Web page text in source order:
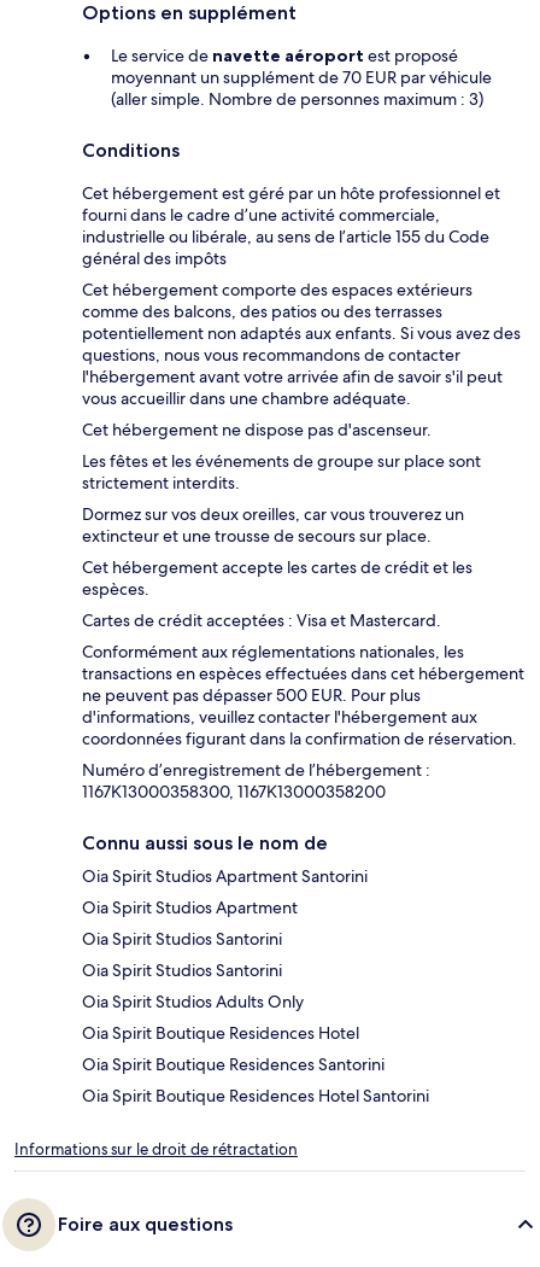
Options en supplément
Le service de navette aéroport est proposé
moyennant un supplément de 70 EUR par véhicule
(aller simple. Nombre de personnes maximum : 3)
Conditions
Cet hébergement est géré par un hôte professionnel et
fourni dans le cadre d’une activité commerciale,
industrielle ou libérale, au sens de l’article 155 du Code
général des impôts
Cet hébergement comporte des espaces extérieurs
comme des balcons, des patios ou des terrasses
potentiellement non adaptés aux enfants. Si vous avez des
questions, nous vous recommandons de contacter
l'hébergement avant votre arrivée afin de savoir s'il peut
vous accueillir dans une chambre adéquate.
Cet hébergement ne dispose pas d'ascenseur.
Les fêtes et les événements de groupe sur place sont
strictement interdits.
Dormez sur vos deux oreilles, car vous trouverez un
extincteur et une trousse de secours sur place.
Cet hébergement accepte les cartes de crédit et les
espèces.
Cartes de crédit acceptées : Visa et Mastercard.
Conformément aux réglementations nationales, les
transactions en espèces effectuées dans cet hébergement
ne peuvent pas dépasser 500 EUR. Pour plus
d'informations, veuillez contacter l'hébergement aux
coordonnées figurant dans la confirmation de réservation.
Numéro d’enregistrement de l’hébergement :
1167Κ13000358300, 1167Κ13000358200
Connu aussi sous le nom de
Oia Spirit Studios Apartment Santorini
Oia Spirit Studios Apartment
Oia Spirit Studios Santorini
Oia Spirit Studios Santorini
Oia Spirit Studios Adults Only
Oia Spirit Boutique Residences Hotel
Oia Spirit Boutique Residences Santorini
Oia Spirit Boutique Residences Hotel Santorini
Informations sur le droit de rétractation
Foire aux questions